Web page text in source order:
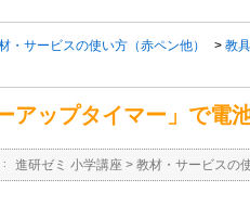
・サービスの使い方（赤ペン他） > 教具
アップタイマー」で電
: 進研ゼミ 小学講座 > 教材・サービスの